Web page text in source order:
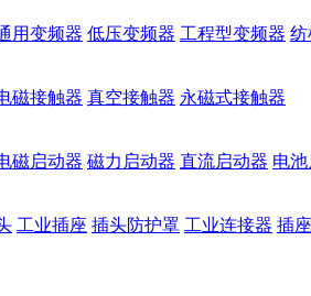
用变频器 低压变频器 工程型变频器 纺
磁接触器 真空接触器 永磁式接触器
磁启动器 磁力启动器 直流启动器 电
工业插座 插头防护罩 工业连接器 插